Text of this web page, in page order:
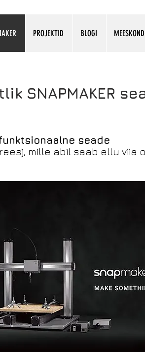
PROJEKTID BLOGI MEESKOND
SNAPMAKER
seade
mille abil saab ellu viia